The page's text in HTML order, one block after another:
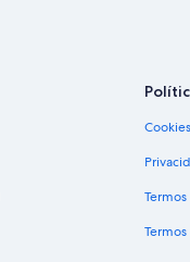
Cookies